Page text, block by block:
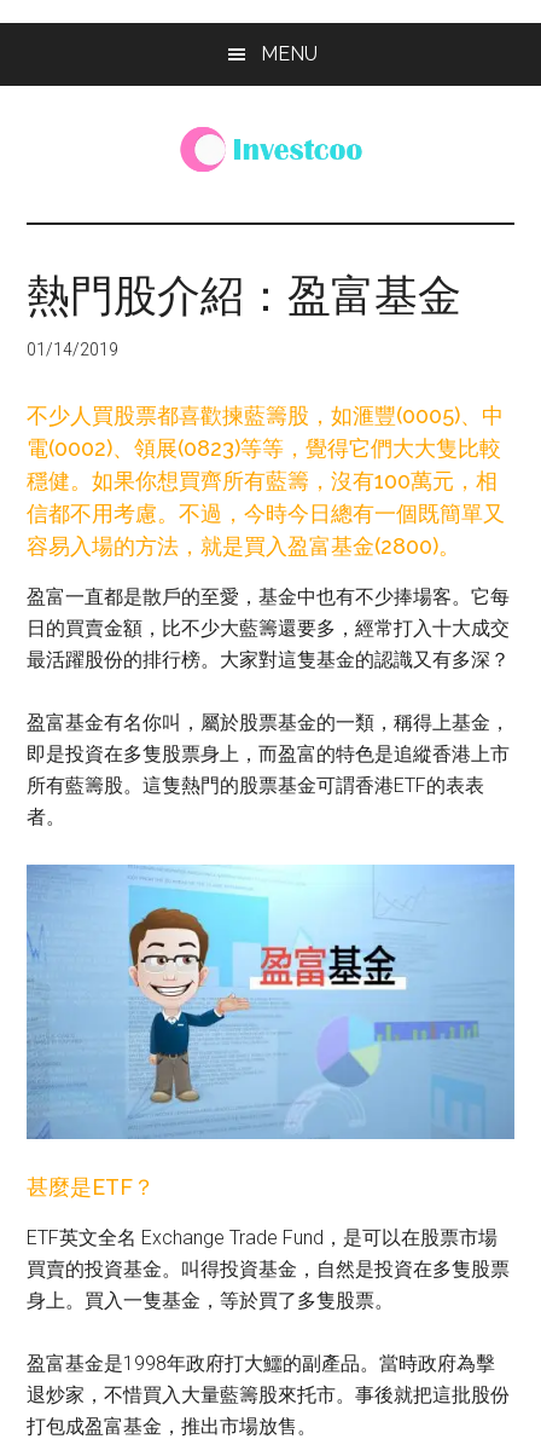
MENU
Investcoo
個
活
的
資
網
站
熱門股介紹：盈富基金
01/14/2019
不少人買股票都喜歡揀藍籌股，如滙豐(0005)、中
電(0002)、領展(0823)等等，覺得它們大大隻比較
穩健。如果你想買齊所有藍籌，沒有100萬元，相
信都不用考慮。不過，今時今日總有一個既簡單又
容易入場的方法，就是買入盈富基金(2800)。
盈富一直都是散戶的至愛，基金中也有不少捧場客。它每
日的買賣金額，比不少大藍籌還要多，經常打入十大成交
最活躍股份的排行榜。大家對這隻基金的認識又有多深？
盈富基金有名你叫，屬於股票基金的一類，稱得上基金，
即是投資在多隻股票身上，而盈富的特色是追縱香港上市
所有藍籌股。這隻熱門的股票基金可謂香港ETF的表表
者。
甚麼是ETF？
ETF英文全名 Exchange Trade Fund，是可以在股票市場
買賣的投資基金。叫得投資基金，自然是投資在多隻股票
身上。買入一隻基金，等於買了多隻股票。
盈富基金是1998年政府打大鱷的副產品。當時政府為擊
退炒家，不惜買入大量藍籌股來托市。事後就把這批股份
打包成盈富基金，推出市場放售。